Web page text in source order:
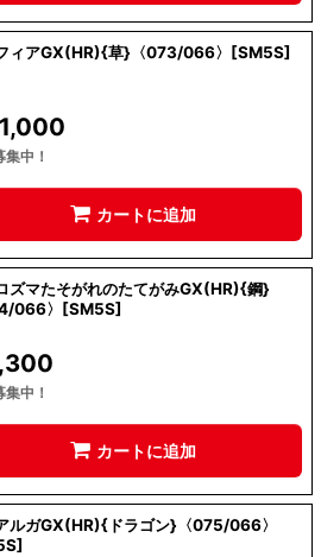
ィアGX(HR){草}〈073/066〉[SM5S]
集中！
カートに追加
ズマたそがれのたてがみGX(HR){鋼}
066〉[SM5S]
集中！
カートに追加
ルガGX(HR){ドラゴン}〈075/066〉